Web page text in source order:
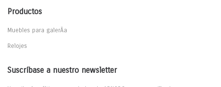
Productos
Muebles para galerÃ­a
Relojes
Suscríbase a nuestro newsletter